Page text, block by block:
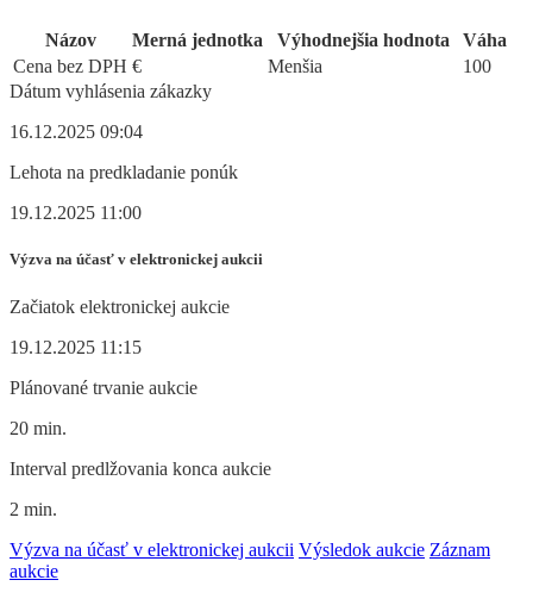
Názov Merná jednotka Výhodnejšia hodnota
Váha
Cena bez DPH € Menšia
100
Dátum vyhlásenia zákazky
16.12.2025 09:04
Lehota na predkladanie ponúk
19.12.2025 11:00
Výzva na účasť v elektronickej aukcii
Začiatok elektronickej aukcie
19.12.2025 11:15
Plánované trvanie aukcie
20 min.
Interval predlžovania konca aukcie
2 min.
Výzva na účasť v elektronickej aukcii Výsledok aukcie Záznam
aukcie